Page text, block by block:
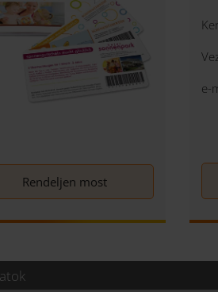
Rendeljen most
e-